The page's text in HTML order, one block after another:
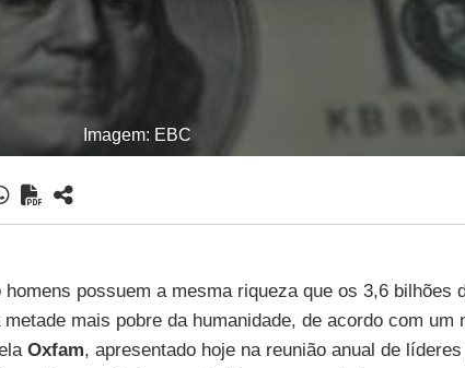
Imagem: EBC
homens possuem a mesma riqueza que os 3,6 bilhões
mais pobre da humanidade, de acordo com um
Oxfam, apresentado hoje na reunião anual de